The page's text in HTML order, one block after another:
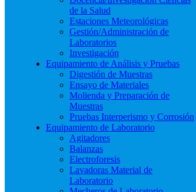
de la Salud
Estaciones Meteorológicas
Gestión/Administración de
Laboratorios
Investigación
Equipamiento de Análisis y Pruebas
Digestión de Muestras
Ensayo de Materiales
Molienda y Preparación de
Muestras
Pruebas Interperismo y Corrosión
Equipamiento de Laboratorio
Agitadores
Balanzas
Electroforesis
Lavadoras Material de
Laboratorio